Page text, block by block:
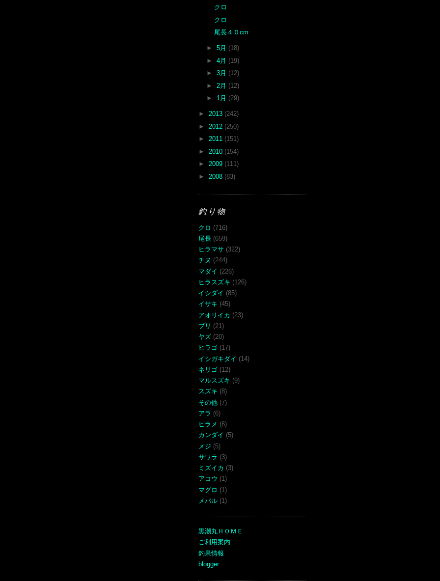
クロ
クロ
尾長４０cm
► 5月 (18)
► 4月 (19)
► 3月 (12)
► 2月 (12)
► 1月 (29)
► 2013 (242)
► 2012 (250)
► 2011 (151)
► 2010 (154)
► 2009 (111)
► 2008 (83)
釣り物
クロ (716)
尾長 (659)
ヒラマサ (322)
チヌ (244)
マダイ (226)
ヒラスズキ (126)
イシダイ (85)
イサキ (45)
アオリイカ (23)
ブリ (21)
ヤズ (20)
ヒラゴ (17)
イシガキダイ (14)
ネリゴ (12)
マルスズキ (9)
スズキ (8)
その他 (7)
アラ (6)
ヒラメ (6)
カンダイ (5)
メジ (5)
サワラ (3)
ミズイカ (3)
アコウ (1)
マグロ (1)
メバル (1)
黒潮丸ＨＯＭＥ
ご利用案内
釣果情報
blogger